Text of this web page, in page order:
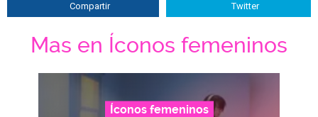
Compartir Twitter
Mas en Íconos femeninos
Íconos femeninos